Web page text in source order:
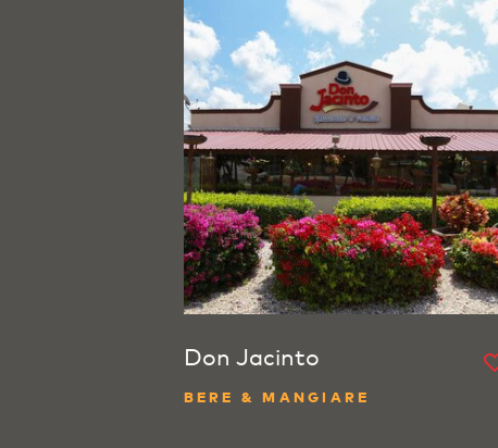
Don Jacinto
BERE & MANGIARE